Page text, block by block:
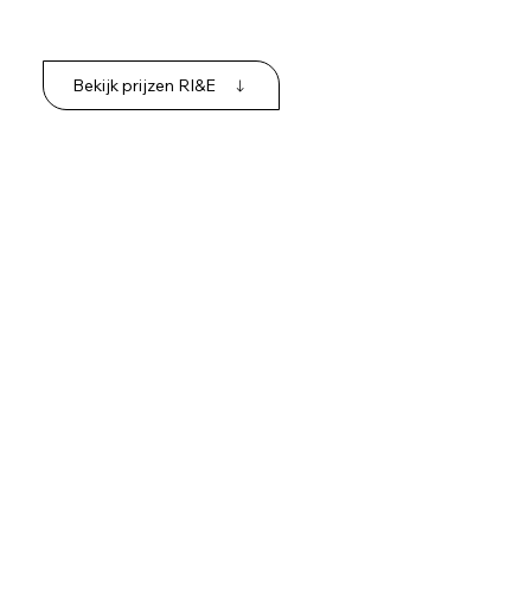
Bekijk prijzen RI&E